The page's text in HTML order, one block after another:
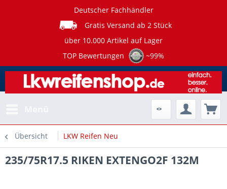
Deutscher Fachhändler
Gratis Versand ab 2 Stück
über 10.000 Artikel auf Lager
TOP Bewertungen
~99%
Übersicht LKW Reifen Neu
235/75R17.5 RIKEN EXTENGO2F 132M